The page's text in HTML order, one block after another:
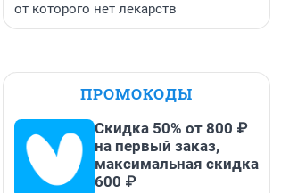
от которого нет лекарств
ПРОМОКОДЫ
Скидка 50% от 800 ₽
на первый заказ,
максимальная скидка
600 ₽